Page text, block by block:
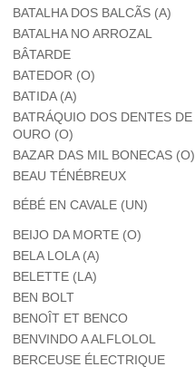
BATALHA DOS BALCÃS (A)
BATALHA NO ARROZAL
BÂTARDE
BATEDOR (O)
BATIDA (A)
BATRÁQUIO DOS DENTES DE
OURO (O)
BAZAR DAS MIL BONECAS (O)
BEAU TÉNÉBREUX
BÉBÉ EN CAVALE (UN)
BEIJO DA MORTE (O)
BELA LOLA (A)
BELETTE (LA)
BEN BOLT
BENOÎT ET BENCO
BENVINDO A ALFLOLOL
BERCEUSE ÉLECTRIQUE